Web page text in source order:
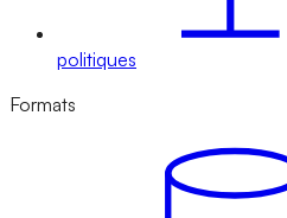
politiques
Formats